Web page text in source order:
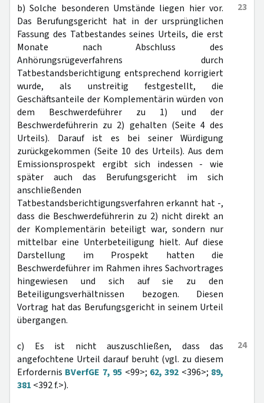
23
b) Solche besonderen Umstände liegen hier vor.
Das Berufungsgericht hat in der ursprünglichen
Fassung des Tatbestandes seines Urteils, die erst
Monate nach Abschluss des
Anhörungsrügeverfahrens durch
Tatbestandsberichtigung entsprechend korrigiert
wurde, als unstreitig festgestellt, die
Geschäftsanteile der Komplementärin würden von
dem Beschwerdeführer zu 1) und der
Beschwerdeführerin zu 2) gehalten (Seite 4 des
Urteils). Darauf ist es bei seiner Würdigung
zurückgekommen (Seite 10 des Urteils). Aus dem
Emissionsprospekt ergibt sich indessen - wie
später auch das Berufungsgericht im sich
anschließenden
Tatbestandsberichtigungsverfahren erkannt hat -,
dass die Beschwerdeführerin zu 2) nicht direkt an
der Komplementärin beteiligt war, sondern nur
mittelbar eine Unterbeteiligung hielt. Auf diese
Darstellung im Prospekt hatten die
Beschwerdeführer im Rahmen ihres Sachvortrages
hingewiesen und sich auf sie zu den
Beteiligungsverhältnissen bezogen. Diesen
Vortrag hat das Berufungsgericht in seinem Urteil
übergangen.
24
c) Es ist nicht auszuschließen, dass das
angefochtene Urteil darauf beruht (vgl. zu diesem
Erfordernis BVerfGE 7, 95 <99>; 62, 392 <396>; 89,
381 <392 f.>).